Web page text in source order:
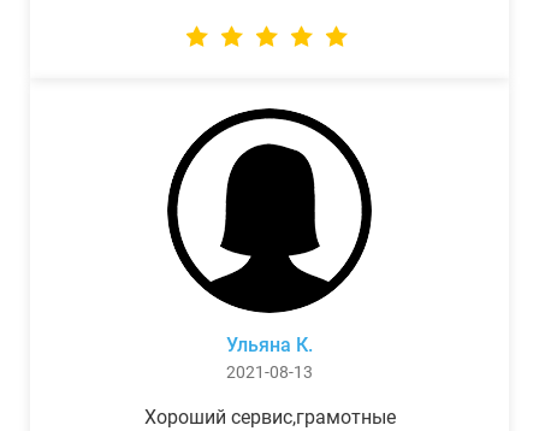
Ульяна К.
2021-08-13
Хороший сервис,грамотные